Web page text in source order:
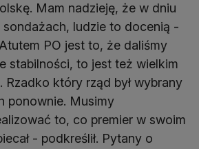
Mam nadzieję, że w dniu
ludzie to docenią -
PO jest to, że daliśmy
stabilności, to jest też wielkim
Rzadko który rząd był wybrany
ponownie. Musimy
to, co premier w swoim
- podkreślił. Pytany o